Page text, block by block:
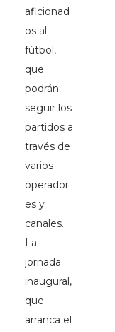
aficionad
os al
fútbol,
que
podrán
seguir los
partidos a
través de
varios
operador
es y
canales.
La
jornada
inaugural,
que
arranca el